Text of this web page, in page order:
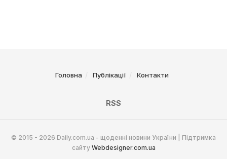
Головна Публікації Контакти
RSS
© 2015 - 2026 Daily.com.ua - щоденні новини України | Підтримка
сайту Webdesigner.com.ua